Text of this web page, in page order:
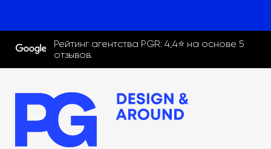
Рейтинг агентства PGR: 4,4⭐ на основе 5
отзывов.